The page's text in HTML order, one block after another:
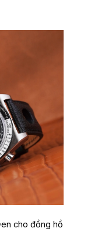
cho đồng hồ